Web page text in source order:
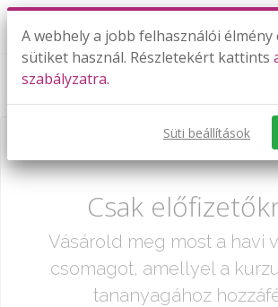
Már csak egy lépés:
Csak
Vásárold meg most a havi
csomagot, amellyel a
tananyagához
A webhely a jobb felhasználói élmény
sütiket használ. Részletekért kattints
szabályzatra.
Süti beállítások